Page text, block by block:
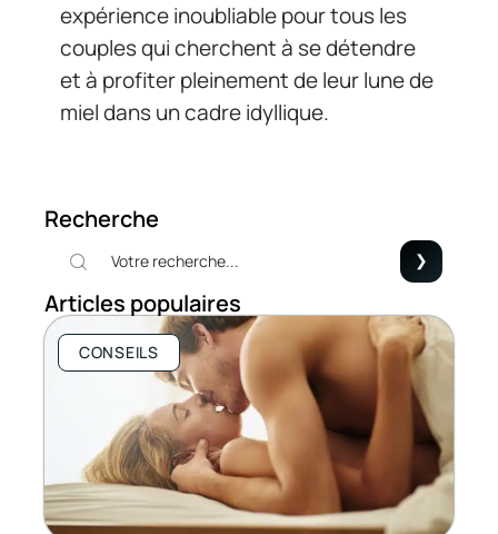
expérience inoubliable pour tous les
couples qui cherchent à se détendre
et à profiter pleinement de leur lune de
miel dans un cadre idyllique.
Recherche
Articles populaires
CONSEILS